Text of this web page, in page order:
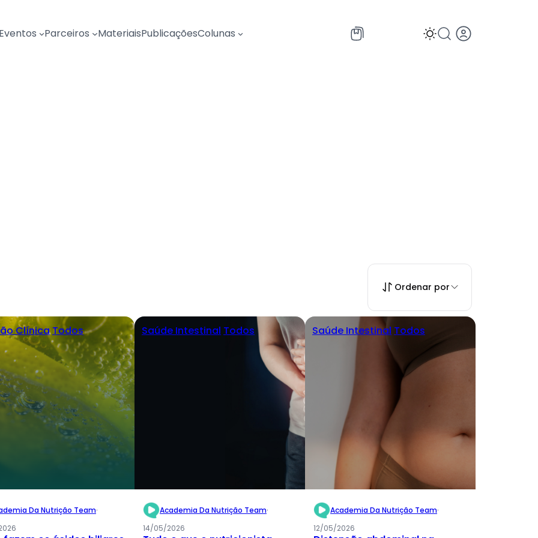
Eventos Parceiros MateriaisPublicaçõesColunas
Ordenar por
Clínica Todos
Da Nutrição Team·
Saúde Intestinal Todos
Academia Da Nutrição Team·
14/05/2026
Saúde Intestinal Todos
Academia Da Nutrição Team·
12/05/2026